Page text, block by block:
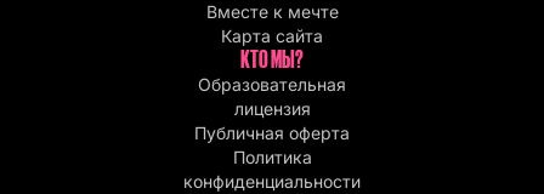
Вместе к мечте
Карта сайта
КТО МЫ?
Образовательная
лицензия
Публичная оферта
Политика
конфиденциальности